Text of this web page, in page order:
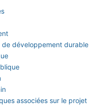
de développement durable
associées sur le projet